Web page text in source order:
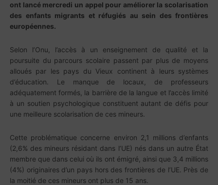
ont lancé mercredi un appel pour améliorer la scolarisation
des enfants migrants et réfugiés au sein des frontières
européennes.
Selon l’Onu, l’accès à un enseignement de qualité et la
poursuite du parcours scolaire passent par plus de moyens
alloués par les pays du Vieux continent à leurs systèmes
d’éducation. Le manque de locaux, de professeurs
adéquatement formés, la barrière de la langue et l’accès limité
à un soutien psychologique constituent autant de défis pour
une meilleure scolarisation de ces mineurs.
Cette problématique concerne environ 2,1 millions d’enfants
(2,6% des mineurs résidant dans l’UE) nés dans un autre État
membre que dans celui où ils ont émigré, ainsi que 3,4 millions
(4%) originaires d’un pays hors des frontières de l’UE. Près de
la moitié de ces mineurs ont plus de 15 ans.